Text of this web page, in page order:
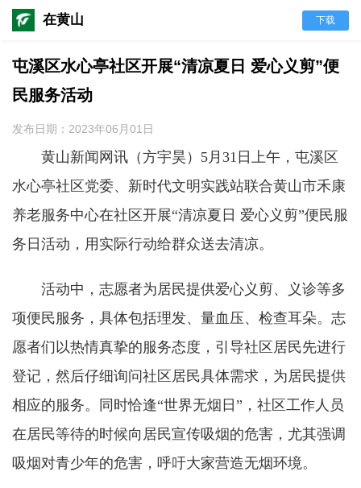
在黄山 下载
屯溪区水心亭社区开展“清凉夏日 爱心义剪”便
民服务活动
发布日期：2023年06月01日
黄山新闻网讯（方宇昊） 5月31日上午，屯溪区
水心亭社区党委、新时代文明实践站联合黄山市禾康
养老服务中心在社区开展“清凉夏日 爱心义剪”便民服
务日活动，用实际行动给群众送去清凉。
活动中，志愿者为居民提供爱心义剪、义诊等多
项便民服务，具体包括理发、量血压、检查耳朵。志
愿者们以热情真挚的服务态度，引导社区居民先进行
登记，然后仔细询问社区居民具体需求，为居民提供
相应的服务。同时恰逢“世界无烟日”，社区工作人员
在居民等待的时候向居民宣传吸烟的危害，尤其强调
吸烟对青少年的危害，呼吁大家营造无烟环境。